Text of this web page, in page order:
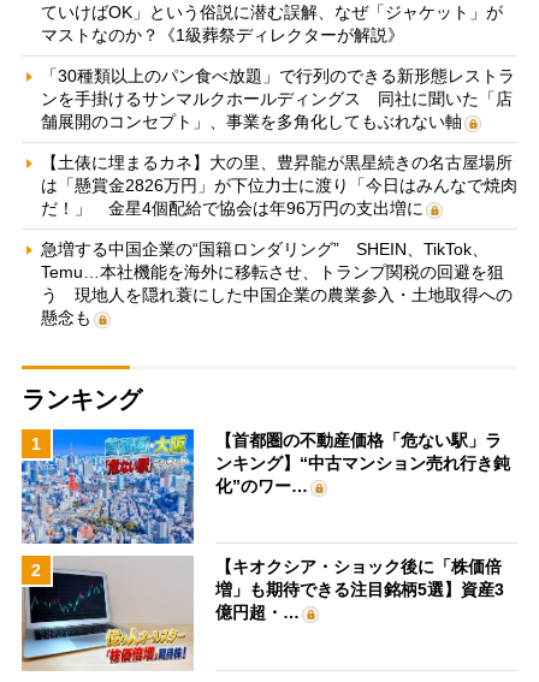
ていけばOK」という俗説に潜む誤解、なぜ「ジャケット」が
マストなのか？《1級葬祭ディレクターが解説》
「30種類以上のパン食べ放題」で行列のできる新形態レストラ
ンを手掛けるサンマルクホールディングス 同社に聞いた「店
舗展開のコンセプト」、事業を多角化してもぶれない軸
【土俵に埋まるカネ】大の里、豊昇龍が黒星続きの名古屋場所
は「懸賞金2826万円」が下位力士に渡り「今日はみんなで焼肉
だ！」 金星4個配給で協会は年96万円の支出増に
急増する中国企業の“国籍ロンダリング” SHEIN、TikTok、
Temu…本社機能を海外に移転させ、トランプ関税の回避を狙
う 現地人を隠れ蓑にした中国企業の農業参入・土地取得への
懸念も
ランキング
1
【首都圏の不動産価格「危ない駅」ラ
ンキング】“中古マンション売れ行き鈍
化”のワー…
2
【キオクシア・ショック後に「株価倍
増」も期待できる注目銘柄5選】資産3
億円超・…